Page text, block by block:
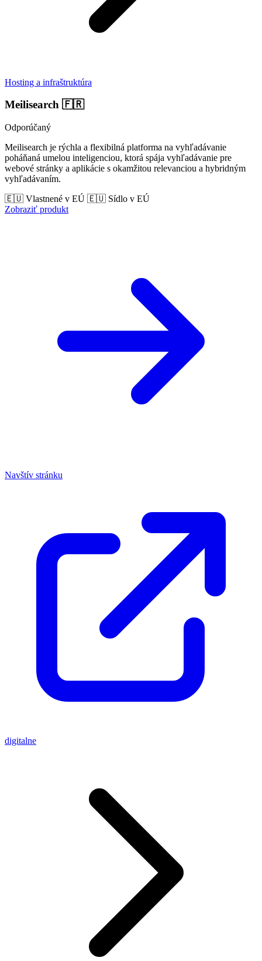
Hosting a infraštruktúra
Meilisearch 🇫🇷
Odporúčaný
Meilisearch je rýchla a flexibilná platforma na vyhľadávanie
poháňaná umelou inteligenciou, ktorá spája vyhľadávanie pre
webové stránky a aplikácie s okamžitou relevanciou a hybridným
vyhľadávaním.
🇪🇺 Vlastnené v EÚ 🇪🇺 Sídlo v EÚ
Zobraziť produkt
Navštív stránku
digitalne